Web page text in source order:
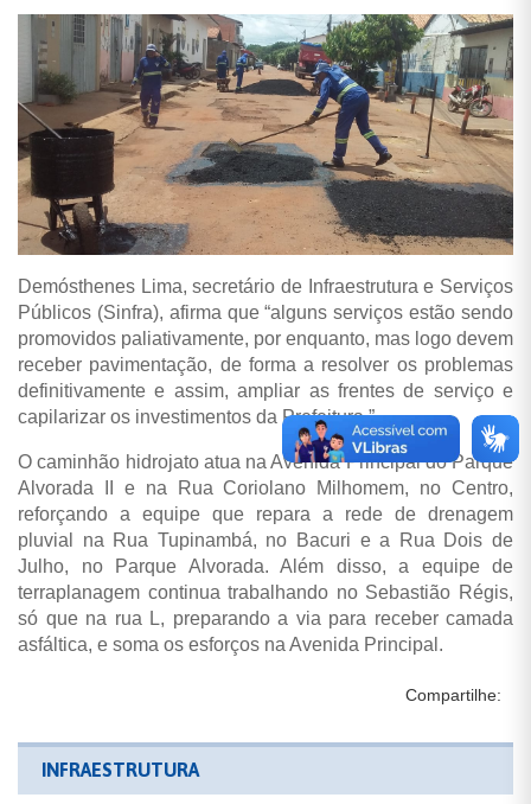
Demósthenes Lima, secretário de Infraestrutura e Serviços
Públicos (Sinfra), afirma que “alguns serviços estão sendo
promovidos paliativamente, por enquanto, mas logo devem
receber pavimentação, de forma a resolver os problemas
definitivamente e assim, ampliar as frentes de serviço e
capilarizar os investimentos da Prefeitura.”
O caminhão hidrojato atua na Avenida Principal do Parque
Alvorada II e na Rua Coriolano Milhomem, no Centro,
reforçando a equipe que repara a rede de drenagem
pluvial na Rua Tupinambá, no Bacuri e a Rua Dois de
Julho, no Parque Alvorada. Além disso, a equipe de
terraplanagem continua trabalhando no Sebastião Régis,
só que na rua L, preparando a via para receber camada
asfáltica, e soma os esforços na Avenida Principal.
Compartilhe:
INFRAESTRUTURA